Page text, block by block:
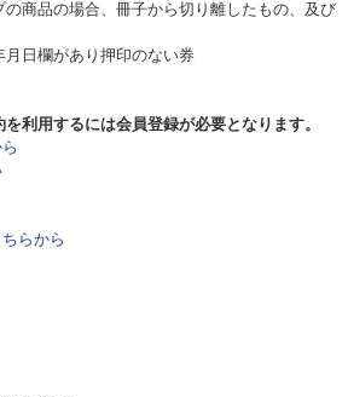
の商品の場合、冊子から切り離したもの、及び
月日欄があり押印のない券
利用するには会員登録が必要となります。
らから